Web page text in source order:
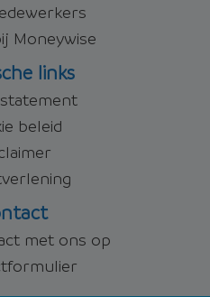
Moneywise
links
beleid
met ons op